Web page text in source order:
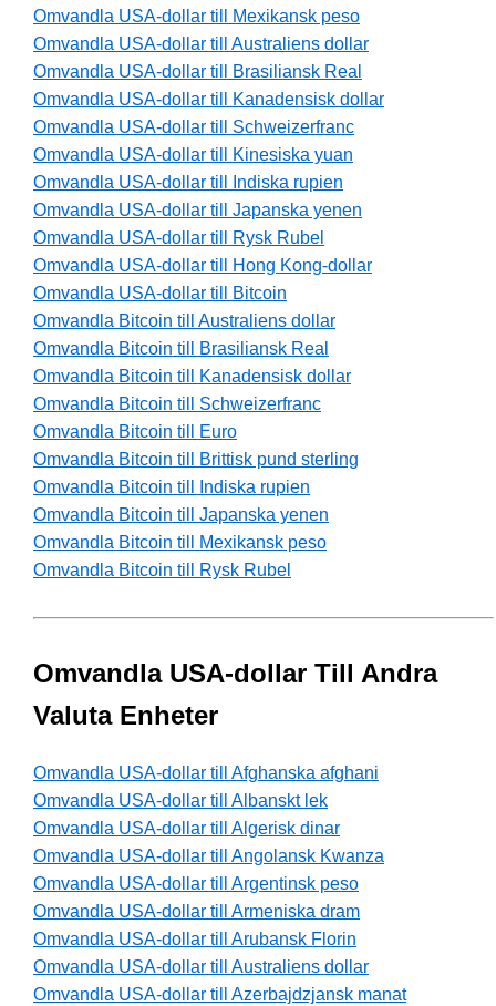
Omvandla USA-dollar till Mexikansk peso
Omvandla USA-dollar till Australiens dollar
Omvandla USA-dollar till Brasiliansk Real
Omvandla USA-dollar till Kanadensisk dollar
Omvandla USA-dollar till Schweizerfranc
Omvandla USA-dollar till Kinesiska yuan
Omvandla USA-dollar till Indiska rupien
Omvandla USA-dollar till Japanska yenen
Omvandla USA-dollar till Rysk Rubel
Omvandla USA-dollar till Hong Kong-dollar
Omvandla USA-dollar till Bitcoin
Omvandla Bitcoin till Australiens dollar
Omvandla Bitcoin till Brasiliansk Real
Omvandla Bitcoin till Kanadensisk dollar
Omvandla Bitcoin till Schweizerfranc
Omvandla Bitcoin till Euro
Omvandla Bitcoin till Brittisk pund sterling
Omvandla Bitcoin till Indiska rupien
Omvandla Bitcoin till Japanska yenen
Omvandla Bitcoin till Mexikansk peso
Omvandla Bitcoin till Rysk Rubel
Omvandla USA-dollar Till Andra
Valuta Enheter
Omvandla USA-dollar till Afghanska afghani
Omvandla USA-dollar till Albanskt lek
Omvandla USA-dollar till Algerisk dinar
Omvandla USA-dollar till Angolansk Kwanza
Omvandla USA-dollar till Argentinsk peso
Omvandla USA-dollar till Armeniska dram
Omvandla USA-dollar till Arubansk Florin
Omvandla USA-dollar till Australiens dollar
Omvandla USA-dollar till Azerbajdzjansk manat